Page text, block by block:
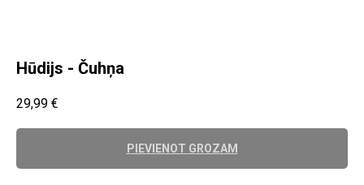
Hūdijs - Čuhņa
29,99 €
PIEVIENOT GROZAM